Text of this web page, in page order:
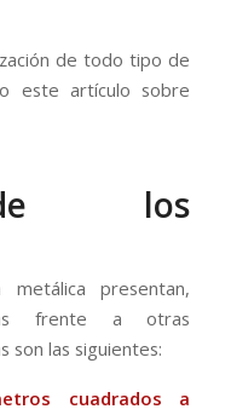
de todo tipo de
este artículo sobre
los
presentan,
frente a otras
son las siguientes:
cuadrados a